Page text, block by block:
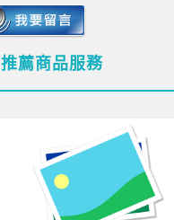
推薦商品服務